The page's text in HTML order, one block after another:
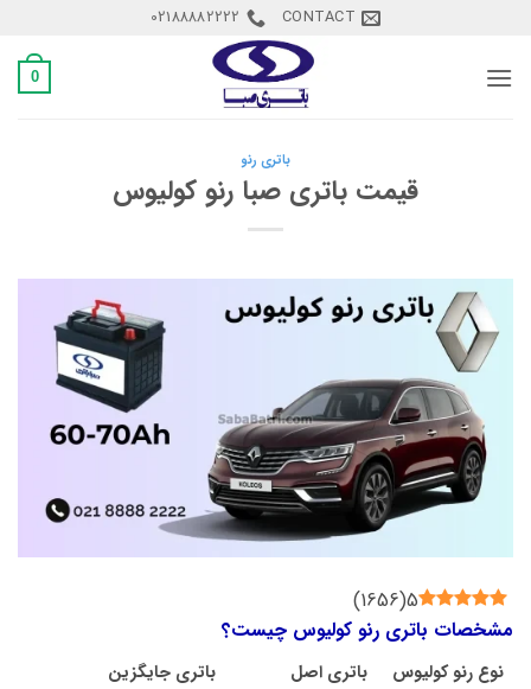
content
CONTACT
02188882222
0
باتری رنو
قیمت باتری صبا رنو کولیوس
5
(
1656
)
مشخصات باتری رنو کولیوس چیست؟
نوع رنو کولیوس باتری اصل
باتری جایگزین